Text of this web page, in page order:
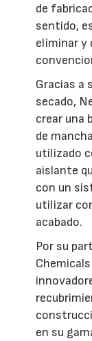
de
sentido,
eliminar y
Gracias a
secado,
crear una
de
utilizado
aislante
con un
utilizar
acabado.
Por su
en su